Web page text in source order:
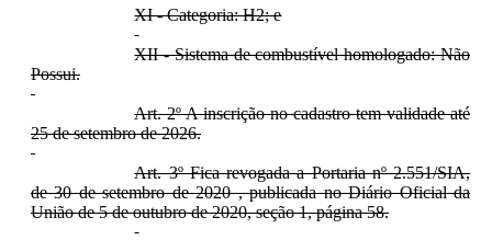
XI - Categoria: H2; e
XII - Sistema de combustível homologado: Não
Possui.
Art. 2º A inscrição no cadastro tem validade até
25 de setembro de 2026.
Art. 3º Fica revogada a Portaria nº 2.551/SIA,
de 30 de setembro de 2020 , publicada no Diário Oficial da
União de 5 de outubro de 2020, seção 1, página 58.